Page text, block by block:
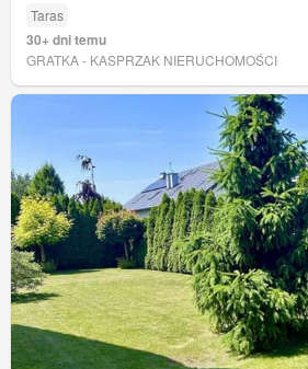
Taras
30+ dni temu
GRATKA - KASPRZAK NIERUCHOMOŚCI